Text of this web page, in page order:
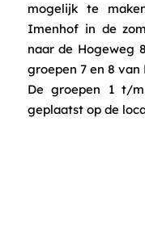
mogelijk te
Imenhof in de
naar de Hogeweg
groepen 7 en 8 van
De groepen 1 t/
geplaatst op de